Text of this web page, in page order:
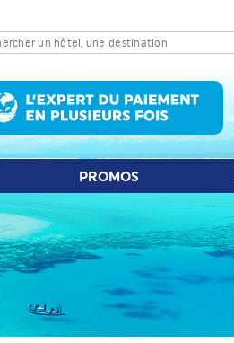
PROMOS